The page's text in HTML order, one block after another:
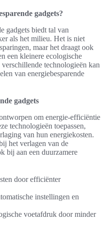
gadgets?
gadgets biedt tal van
als het milieu. Het is niet
maar het draagt ook
een kleinere ecologische
technologieën kan
van energiebesparende
gadgets
om energie-efficiëntie
technologieën toepassen,
van hun energiekosten.
het verlagen van de
bij aan een duurzamere
door efficiënter
instellingen en
voetafdruk door minder